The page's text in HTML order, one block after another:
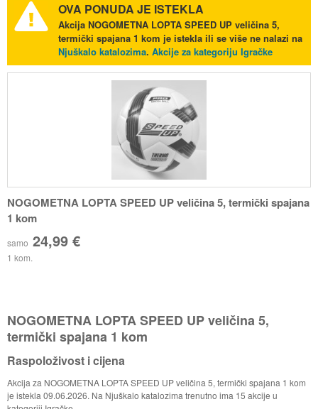
OVA PONUDA JE ISTEKLA
Akcija NOGOMETNA LOPTA SPEED UP veličina 5,
termički spajana 1 kom je istekla ili se više ne nalazi na
Njuškalo katalozima. Akcije za kategoriju Igračke
NOGOMETNA LOPTA SPEED UP veličina 5, termički spajana
1 kom
samo 24,99 €
1 kom.
NOGOMETNA LOPTA SPEED UP veličina 5,
termički spajana 1 kom
Raspoloživost i cijena
Akcija za NOGOMETNA LOPTA SPEED UP veličina 5, termički spajana 1 kom
je istekla 09.06.2026. Na Njuškalo katalozima trenutno ima 15 akcije u